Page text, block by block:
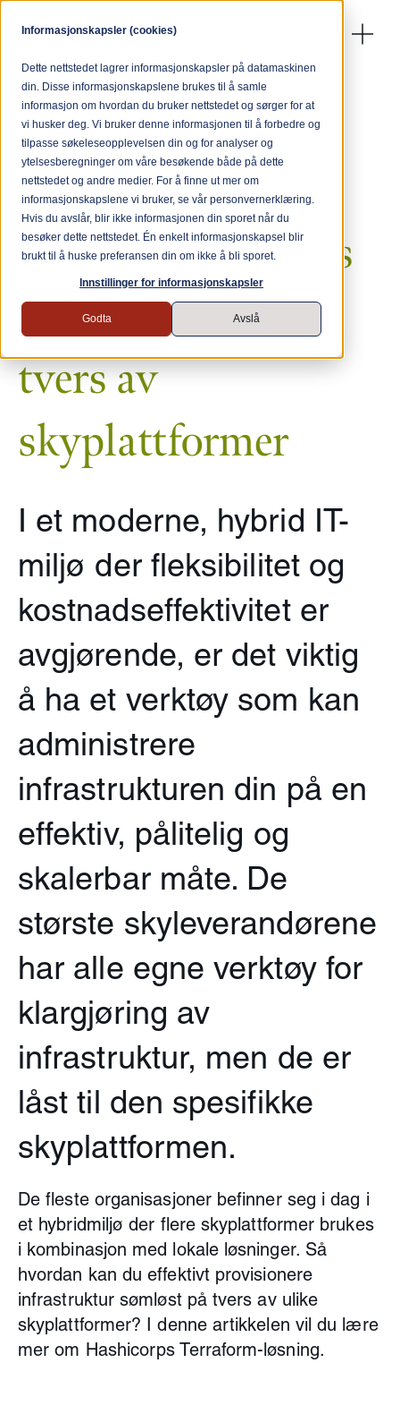
Informasjonskapsler (cookies)
Dette nettstedet lagrer informasjonskapsler på datamaskinen
din. Disse informasjonskapslene brukes til å samle
informasjon om hvordan du bruker nettstedet og sørger for at
vi husker deg. Vi bruker denne informasjonen til å forbedre og
tilpasse søkeleseopplevelsen din og for analyser og
ytelsesberegninger om våre besøkende både på dette
nettstedet og andre medier. For å finne ut mer om
informasjonskapslene vi bruker, se vår personvernerklæring.
Hvis du avslår, blir ikke informasjonen din sporet når du
besøker dette nettstedet. Én enkelt informasjonskapsel blir
brukt til å huske preferansen din om ikke å bli sporet.
Innstillinger for informasjonskapsler
Godta Avslå
← Tilbake til nyheter & artikler
Hashicorp
Terraform: Sømløs
infrastruktur på
tvers av
skyplattformer
I et moderne, hybrid IT-
miljø der fleksibilitet og
kostnadseffektivitet er
avgjørende, er det viktig
å ha et verktøy som kan
administrere
infrastrukturen din på en
effektiv, pålitelig og
skalerbar måte. De
største skyleverandørene
har alle egne verktøy for
klargjøring av
infrastruktur, men de er
låst til den spesifikke
skyplattformen.
De fleste organisasjoner befinner seg i dag i
et hybridmiljø der flere skyplattformer brukes
i kombinasjon med lokale løsninger. Så
hvordan kan du effektivt provisionere
infrastruktur sømløst på tvers av ulike
skyplattformer? I denne artikkelen vil du lære
mer om Hashicorps Terraform-løsning.